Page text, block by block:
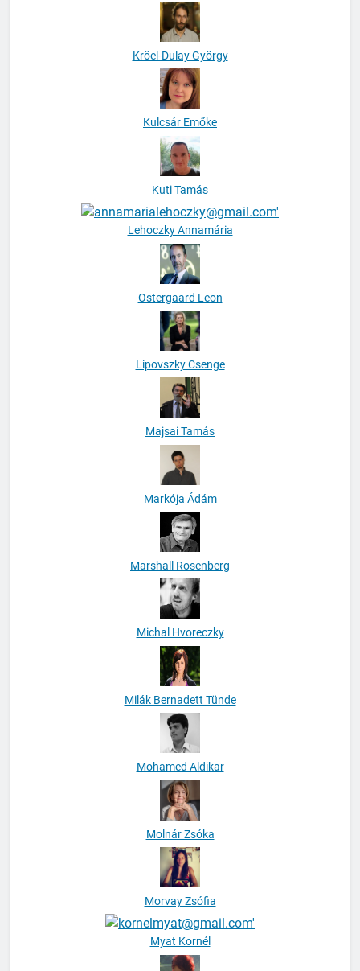
Kröel-Dulay György
Kulcsár Emőke
Kuti Tamás
Lehoczky Annamária
Ostergaard Leon
Lipovszky Csenge
Majsai Tamás
Markója Ádám
Marshall Rosenberg
Michal Hvoreczky
Milák Bernadett Tünde
Mohamed Aldikar
Molnár Zsóka
Morvay Zsófia
Myat Kornél